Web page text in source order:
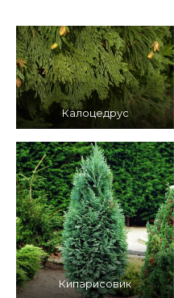
Калоцедрус
Кипарисовик